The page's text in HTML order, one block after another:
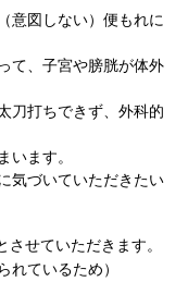
意図しない）便もれに
て、子宮や膀胱が体外
刀打ちできず、外科的
います。
気づいていただきたい
させていただきます。
れているため）